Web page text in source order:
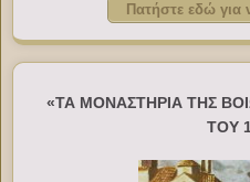
Πατήστε εδώ για
«ΤΑ ΜΟΝΑΣΤΗΡΙΑ ΤΗΣ
ΤΟΥ